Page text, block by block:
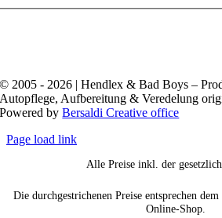
© 2005 - 2026 | Hendlex & Bad Boys –
Autopflege, Aufbereitung & Veredelung
Powered byBersaldi Creative office
Page load link
Alle Preise inkl. der
Die durchgestrichenen Preise entsprechen
Online-Shop.